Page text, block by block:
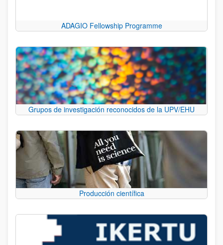
ADAGIO Fellowship Programme
Grupos de investigación reconocidos de la UPV/EHU
Producción científica